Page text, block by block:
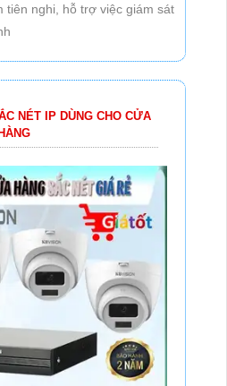
tiên nghi, hỗ trợ việc giám sát
NÉT IP DÙNG CHO CỬA